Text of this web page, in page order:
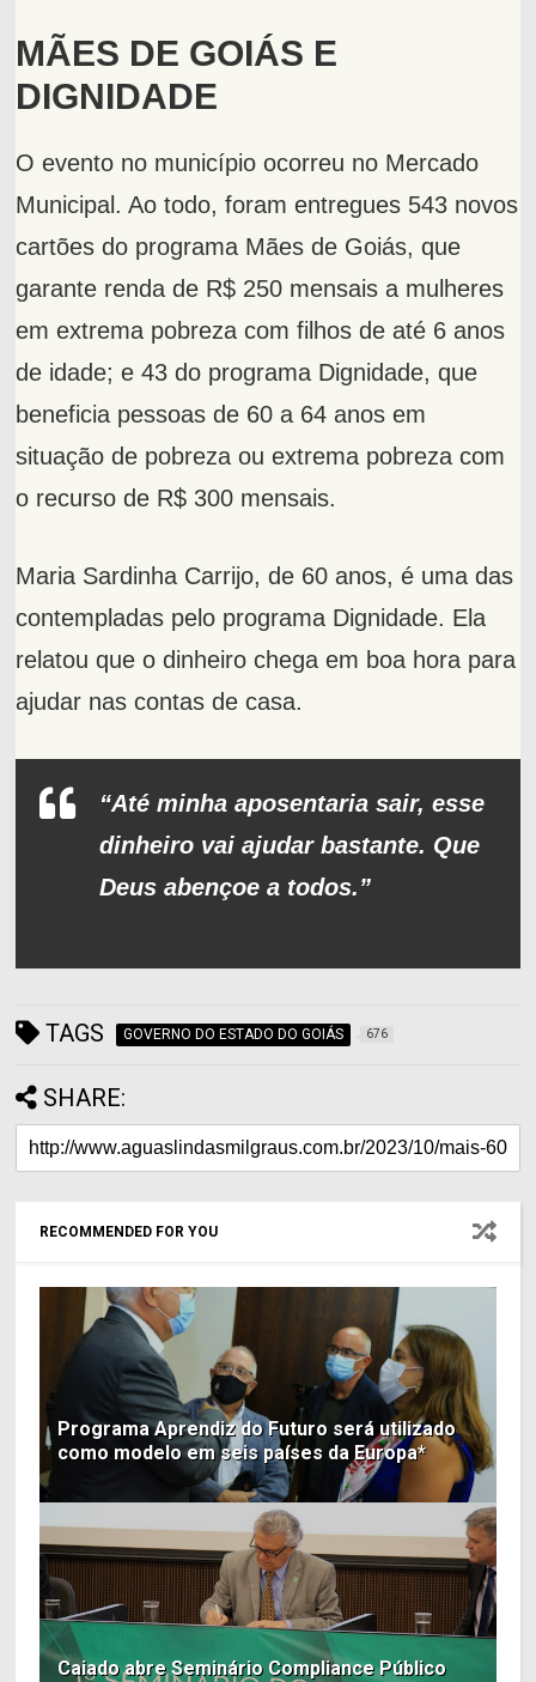
MÃES DE GOIÁS E
DIGNIDADE
O evento no município ocorreu no Mercado
Municipal. Ao todo, foram entregues 543 novos
cartões do programa Mães de Goiás, que
garante renda de R$ 250 mensais a mulheres
em extrema pobreza com filhos de até 6 anos
de idade; e 43 do programa Dignidade, que
beneficia pessoas de 60 a 64 anos em
situação de pobreza ou extrema pobreza com
o recurso de R$ 300 mensais.
Maria Sardinha Carrijo, de 60 anos, é uma das
contempladas pelo programa Dignidade. Ela
relatou que o dinheiro chega em boa hora para
ajudar nas contas de casa.
“Até minha aposentaria sair, esse
dinheiro vai ajudar bastante. Que
Deus abençoe a todos.”
TAGS GOVERNO DO ESTADO DO GOIÁS 676
SHARE:
RECOMMENDED FOR YOU
Programa Aprendiz do Futuro será utilizado
como modelo em seis países da Europa*
Caiado abre Seminário Compliance Público